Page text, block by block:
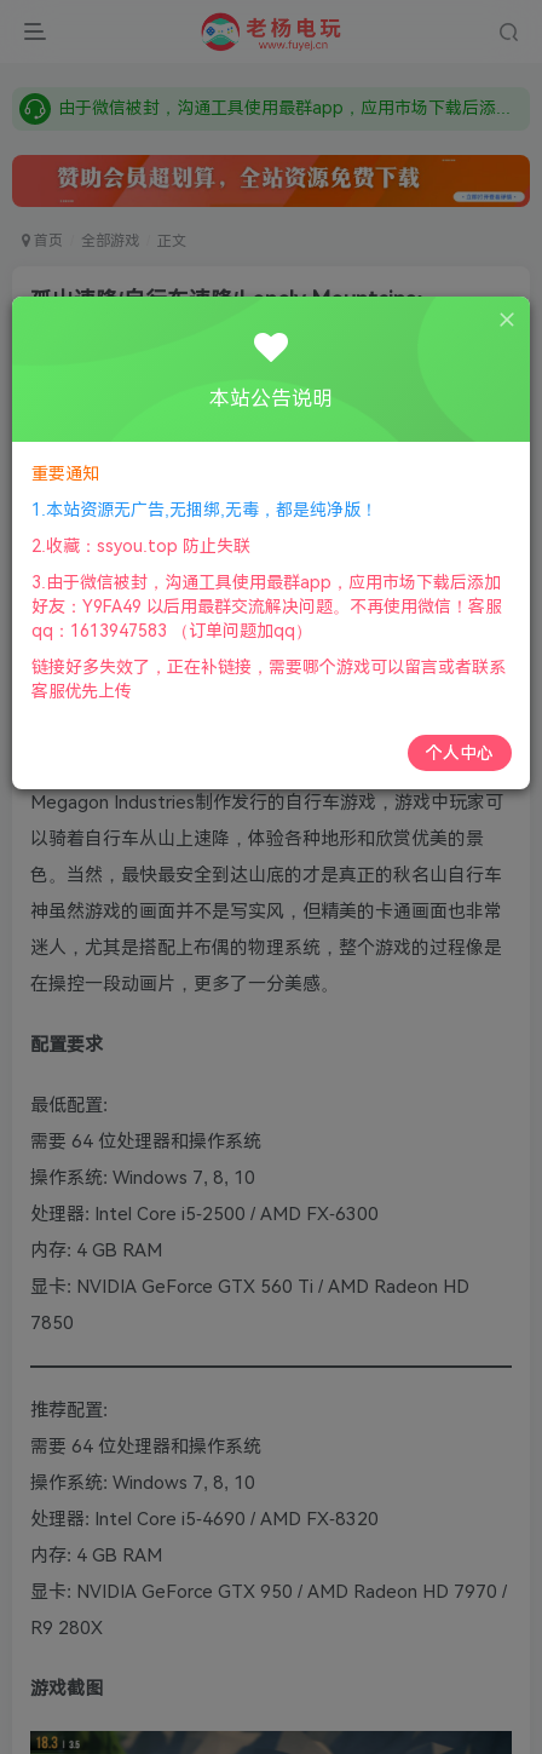
需要什么游戏请联系客服，若链接失效请联系客服，百度网盘边上的激活码也是解压密码
由于微信被封，沟通工具使用最群app，应用市场下载后添加好友：Y9FA49 以后用最群交流解决问题。不再使用微信！
首页 全部游戏 正文
孤山速降/自行车速降/Lonely Mountains:
①下载安装教程
库下载 ④ DX修复下载
版本介绍：v1.5|整合Redmoor Falls DLC|容量853MB|官方
简体中文|支持键盘.鼠标.手柄|2022年11月20号更新
游戏视频预览： 点击查看
游戏介绍
《孤山速降(Lonely Mountains: Downhill)》是一款由
Megagon Industries制作发行的自行车游戏，游戏中玩家可
以骑着自行车从山上速降，体验各种地形和欣赏优美的景
色。当然，最快最安全到达山底的才是真正的秋名山自行车
神虽然游戏的画面并不是写实风，但精美的卡通画面也非常
迷人，尤其是搭配上布偶的物理系统，整个游戏的过程像是
在操控一段动画片，更多了一分美感。
配置要求
最低配置:
需要 64 位处理器和操作系统
操作系统: Windows 7, 8, 10
处理器: Intel Core i5-2500 / AMD FX-6300
内存: 4 GB RAM
显卡: NVIDIA GeForce GTX 560 Ti / AMD Radeon HD
7850
推荐配置:
需要 64 位处理器和操作系统
操作系统: Windows 7, 8, 10
处理器: Intel Core i5-4690 / AMD FX-8320
内存: 4 GB RAM
显卡: NVIDIA GeForce GTX 950 / AMD Radeon HD 7970 /
R9 280X
游戏截图
本站公告说明
重要通知
1.本站资源无广告,无捆绑,无毒，都是纯净版！
2.收藏：ssyou.top 防止失联
3.由于微信被封，沟通工具使用最群app，应用市场下载后添加
好友：Y9FA49 以后用最群交流解决问题。不再使用微信！客服
qq：1613947583 （订单问题加qq）
链接好多失效了，正在补链接，需要哪个游戏可以留言或者联系
客服优先上传
个人中心